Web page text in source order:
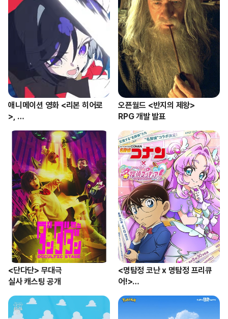
애니메이션 영화 <리본 히어로
>,
오픈월드 <반지의 제왕>
RPG 개발 발표
<단다단> 무대극
실사 캐스팅 공개
<명탐정 코난 x 명탐정 프리큐
어!>